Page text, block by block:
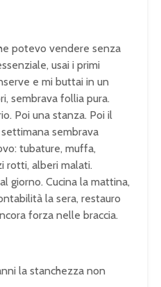
potevo vendere senza
usai i primi
e mi buttai in un
sembrava follia pura.
Poi una stanza. Poi il
sembrava
tubature, muffa,
rotti, alberi malati.
giorno. Cucina la mattina,
la sera, restauro
forza nelle braccia.
la stanchezza non